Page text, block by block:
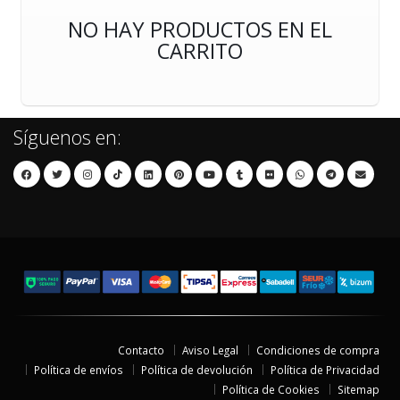
NO HAY PRODUCTOS EN EL
CARRITO
Síguenos en:
Contacto Aviso Legal
Condiciones de compra
Política de envíos
Política de devolución
Política de Privacidad
Política de Cookies
Sitemap